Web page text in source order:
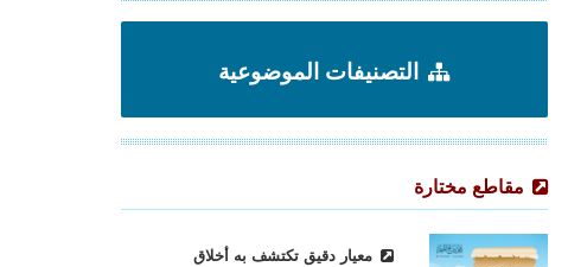
التصنيفات الموضوعية
مقاطع مختارة
معيار دقيق تكتشف به أخلاق